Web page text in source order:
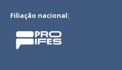
Filiação nacional: